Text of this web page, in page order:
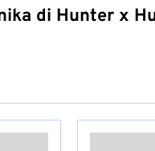
di Hunter x